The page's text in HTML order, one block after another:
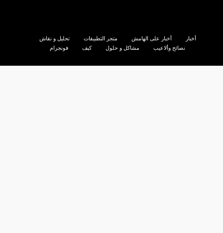
أخبار أخبار على الهامش متجر التطبيقات
تحليل و نقاش
نصائح وألاعيب
مشاكل و حلول كيف فونجرام